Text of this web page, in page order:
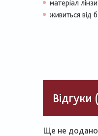
матеріал
живиться від
Відгуки
Ще не додано